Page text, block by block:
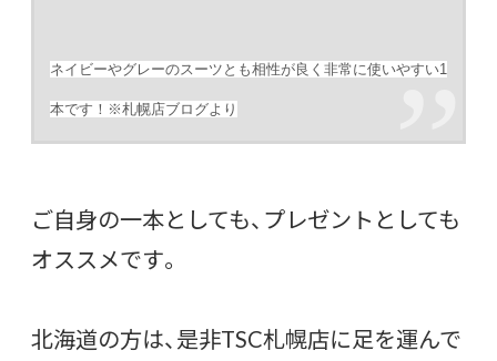
ネイビーやグレーのスーツとも相性が良く非常に使いやすい1
本です！※札幌店ブログより
ご自身の一本としても、プレゼントとしても
オススメです。
北海道の方は、是非TSC札幌店に足を運んで